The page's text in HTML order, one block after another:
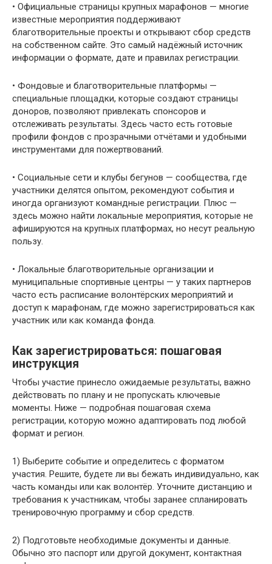
• Официальные страницы крупных марафонов — многие
известные мероприятия поддерживают
благотворительные проекты и открывают сбор средств
на собственном сайте. Это самый надёжный источник
информации о формате, дате и правилах регистрации.
• Фондовые и благотворительные платформы —
специальные площадки, которые создают страницы
доноров, позволяют привлекать спонсоров и
отслеживать результаты. Здесь часто есть готовые
профили фондов с прозрачными отчётами и удобными
инструментами для пожертвований.
• Социальные сети и клубы бегунов — сообщества, где
участники делятся опытом, рекомендуют события и
иногда организуют командные регистрации. Плюс —
здесь можно найти локальные мероприятия, которые не
афишируются на крупных платформах, но несут реальную
пользу.
• Локальные благотворительные организации и
муниципальные спортивные центры — у таких партнеров
часто есть расписание волонтёрских мероприятий и
доступ к марафонам, где можно зарегистрироваться как
участник или как команда фонда.
Как зарегистрироваться: пошаговая
инструкция
Чтобы участие принесло ожидаемые результаты, важно
действовать по плану и не пропускать ключевые
моменты. Ниже — подробная пошаговая схема
регистрации, которую можно адаптировать под любой
формат и регион.
1) Выберите событие и определитесь с форматом
участия. Решите, будете ли вы бежать индивидуально, как
часть команды или как волонтёр. Уточните дистанцию и
требования к участникам, чтобы заранее спланировать
тренировочную программу и сбор средств.
2) Подготовьте необходимые документы и данные.
Обычно это паспорт или другой документ, контактная